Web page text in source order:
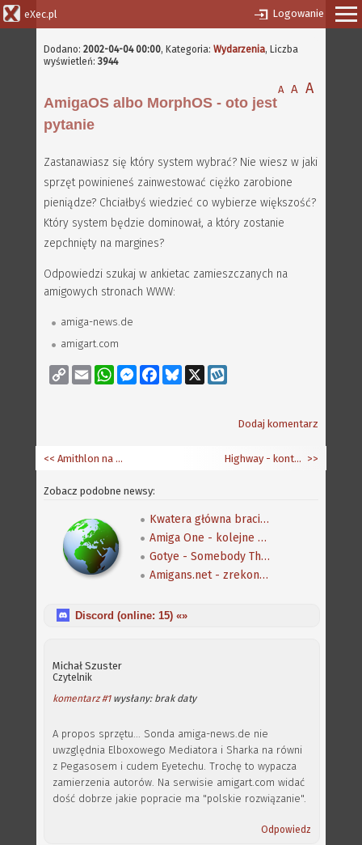
eXec.pl Logowanie
Dodano: 2002-04-04 00:00, Kategoria: Wydarzenia, Liczba
wyświetleń: 3944
A A A
AmigaOS albo MorphOS - oto jest
pytanie
Zastanawiasz się który system wybrać? Nie wiesz w jaki
sprzęt powinieneś zainwestować ciężko zarobione
pieniądze? Chciałbyś wiedzieć co wybierze większość?
Który system będzie dominował, a który zostanie
zepchnięty na margines?
Odpowiedzi szukaj w ankietac zamieszczanych na
amigowych stronach WWW:
amiga-news.de
amigart.com
Copy
Link
Email WhatsAppMessenger
FacebookBluesky
Dodaj komentarz
Highway - kontroler USB dla zorro >>
<< Amithlon na indeksie
Zobacz podobne newsy:
Kwatera główna braci Frieden
Amiga One - kolejne filmy
Gotye - Somebody That I Used to Know - Old School Computer Remix
Amigans.net - zrekonstruowany
Discord (online: 15) «»
Michał Szuster
Czytelnik
komentarz #1wysłany: brak daty
A propos sprzętu... Sonda amiga-news.de nie
uwzględnia Elboxowego Mediatora i Sharka na równi
z Pegasosem i cudem Eyetechu. Trochę to wypacza
zamierzenia autorów. Na serwisie amigart.com widać
dość dobrze jakie popracie ma "polskie rozwiązanie".
Odpowiedz